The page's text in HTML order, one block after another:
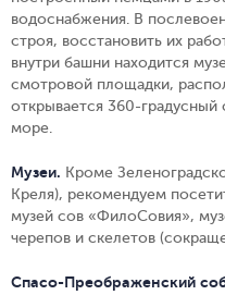
водоснабжения. В
строя, восстановить их
внутри башни находится
смотровой площадки,
открывается 360-градусный
море.
Музеи. Кроме
Креля), рекомендуем
музей сов «ФилоСовия»,
черепов и скелетов
Спасо-Преображенский